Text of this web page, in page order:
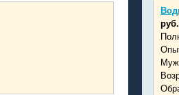
руб.